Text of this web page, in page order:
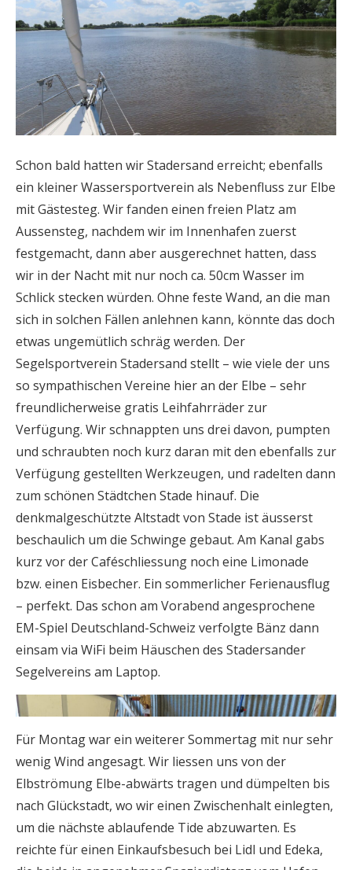
Schon bald hatten wir Stadersand erreicht; ebenfalls
ein kleiner Wassersportverein als Nebenfluss zur Elbe
mit Gästesteg. Wir fanden einen freien Platz am
Aussensteg, nachdem wir im Innenhafen zuerst
festgemacht, dann aber ausgerechnet hatten, dass
wir in der Nacht mit nur noch ca. 50cm Wasser im
Schlick stecken würden. Ohne feste Wand, an die man
sich in solchen Fällen anlehnen kann, könnte das doch
etwas ungemütlich schräg werden. Der
Segelsportverein Stadersand stellt – wie viele der uns
so sympathischen Vereine hier an der Elbe – sehr
freundlicherweise gratis Leihfahrräder zur
Verfügung. Wir schnappten uns drei davon, pumpten
und schraubten noch kurz daran mit den ebenfalls zur
Verfügung gestellten Werkzeugen, und radelten dann
zum schönen Städtchen Stade hinauf. Die
denkmalgeschützte Altstadt von Stade ist äusserst
beschaulich um die Schwinge gebaut. Am Kanal gabs
kurz vor der Caféschliessung noch eine Limonade
bzw. einen Eisbecher. Ein sommerlicher Ferienausflug
– perfekt. Das schon am Vorabend angesprochene
EM-Spiel Deutschland-Schweiz verfolgte Bänz dann
einsam via WiFi beim Häuschen des Stadersander
Segelvereins am Laptop.
Für Montag war ein weiterer Sommertag mit nur sehr
wenig Wind angesagt. Wir liessen uns von der
Elbströmung Elbe-abwärts tragen und dümpelten bis
nach Glückstadt, wo wir einen Zwischenhalt einlegten,
um die nächste ablaufende Tide abzuwarten. Es
reichte für einen Einkaufsbesuch bei Lidl und Edeka,